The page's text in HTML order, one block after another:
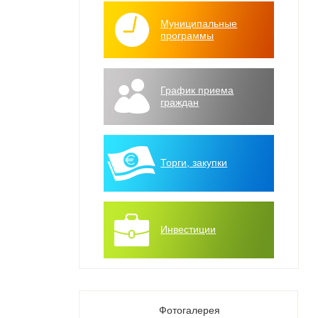
Муниципальные
программы
График приема
граждан
Торги, закупки
Инвестиции
Фотогалерея